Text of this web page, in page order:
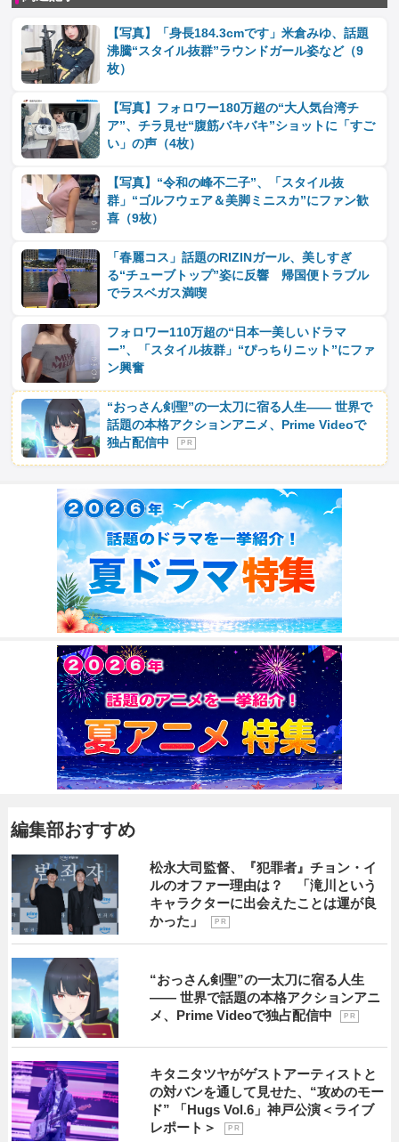
【写真】「身長184.3cmです」米倉みゆ、話題
沸騰“スタイル抜群”ラウンドガール姿など（9
枚）
【写真】フォロワー180万超の“大人気台湾チ
ア”、チラ見せ“腹筋バキバキ”ショットに「すご
い」の声（4枚）
【写真】“令和の峰不二子”、「スタイル抜
群」“ゴルフウェア＆美脚ミニスカ”にファン歓
喜（9枚）
「春麗コス」話題のRIZINガール、美しすぎ
る“チューブトップ”姿に反響 帰国便トラブル
でラスベガス満喫
フォロワー110万超の“日本一美しいドラマ
ー”、「スタイル抜群」“ぴっちりニット”にファ
ン興奮
“おっさん剣聖”の一太刀に宿る人生―― 世界で
話題の本格アクションアニメ、Prime Videoで
独占配信中
P R
編集部おすすめ
松永大司監督、『犯罪者』チョン・イ
ルのオファー理由は？ 「滝川という
キャラクターに出会えたことは運が良
かった」
P R
“おっさん剣聖”の一太刀に宿る人生
―― 世界で話題の本格アクションアニ
メ、Prime Videoで独占配信中
P R
キタニタツヤがゲストアーティストと
の対バンを通して見せた、“攻めのモー
ド” 「Hugs Vol.6」神戸公演＜ライブ
レポート＞
P R